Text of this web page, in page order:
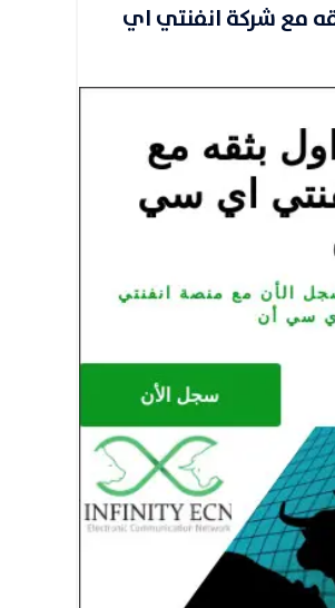
مع شركة انفنتي اي